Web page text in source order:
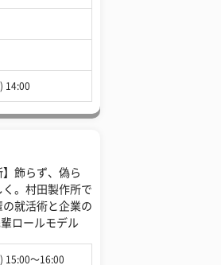
14:00
】飾らず、偽ら
く。村田製作所で
就活術と企業の
ロールモデル
15:00〜16:00